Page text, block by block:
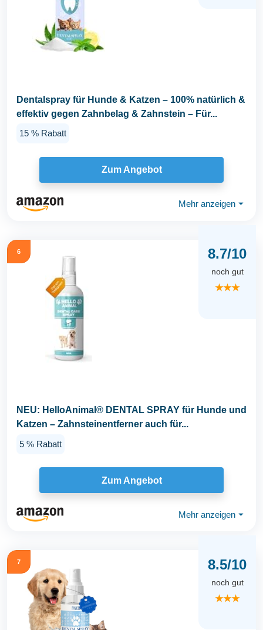
Dentalspray für Hunde & Katzen – 100% natürlich &
effektiv gegen Zahnbelag & Zahnstein – Für...
15 % Rabatt
Zum Angebot
Mehr anzeigen ⏷
6 8.7/10
noch gut
★★★
NEU: HelloAnimal® DENTAL SPRAY für Hunde und
Katzen – Zahnsteinentferner auch für...
5 % Rabatt
Zum Angebot
Mehr anzeigen ⏷
7 8.5/10
noch gut
★★★